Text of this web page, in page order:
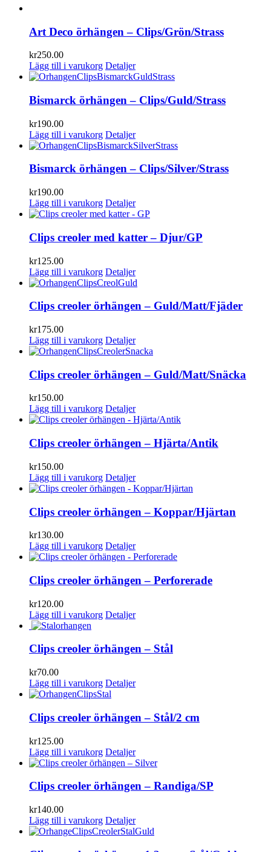
Art Deco örhängen – Clips/Grön/Strass
kr250.00
Lägg till i varukorg Detaljer
Bismarck örhängen – Clips/Guld/Strass
kr190.00
Lägg till i varukorg Detaljer
Bismarck örhängen – Clips/Silver/Strass
kr190.00
Lägg till i varukorg Detaljer
Clips creoler med katter – Djur/GP
kr125.00
Lägg till i varukorg Detaljer
Clips creoler örhängen – Guld/Matt/Fjäder
kr175.00
Lägg till i varukorg Detaljer
Clips creoler örhängen – Guld/Matt/Snäcka
kr150.00
Lägg till i varukorg Detaljer
Clips creoler örhängen – Hjärta/Antik
kr150.00
Lägg till i varukorg Detaljer
Clips creoler örhängen – Koppar/Hjärtan
kr130.00
Lägg till i varukorg Detaljer
Clips creoler örhängen – Perforerade
kr120.00
Lägg till i varukorg Detaljer
Clips creoler örhängen – Stål
kr70.00
Lägg till i varukorg Detaljer
Clips creoler örhängen – Stål/2 cm
kr125.00
Lägg till i varukorg Detaljer
Clips creoler örhängen – Randiga/SP
kr140.00
Lägg till i varukorg Detaljer